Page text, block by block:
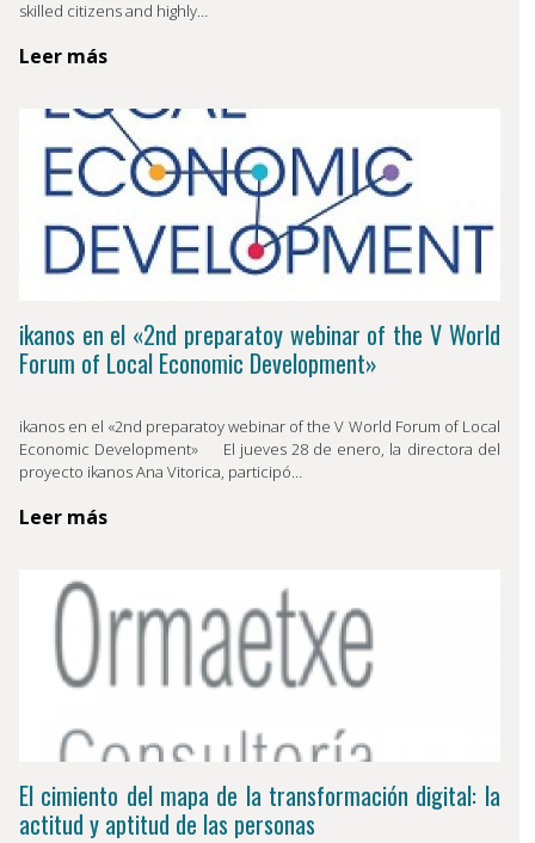
skilled citizens and highly…
Leer más
ikanos en el «2nd preparatoy webinar of the V World
Forum of Local Economic Development»
ikanos en el «2nd preparatoy webinar of the V World Forum of Local
Economic Development» El jueves 28 de enero, la directora del
proyecto ikanos Ana Vitorica, participó…
Leer más
El cimiento del mapa de la transformación digital: la
actitud y aptitud de las personas